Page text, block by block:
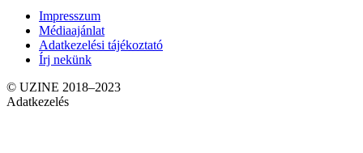
Impresszum
Médiaajánlat
Adatkezelési tájékoztató
Írj nekünk
© UZINE 2018–2023
Adatkezelés